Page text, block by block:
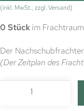
(inkl. MwSt., zzgl. Versand)
0 Stück im Frachtraum
Der
(Der Zeitplan des